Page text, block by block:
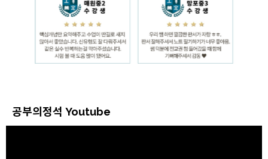
공부의정석 Youtube